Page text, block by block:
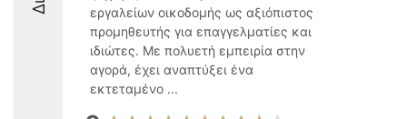
εργαλείων οικοδομής ως αξιόπιστος
προμηθευτής για επαγγελματίες και
ιδιώτες. Με πολυετή εμπειρία στην
αγορά, έχει αναπτύξει ένα
εκτεταμένο ...